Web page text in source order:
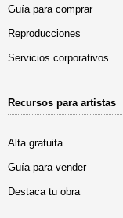
Guía para comprar
Reproducciones
Servicios corporativos
Recursos para artistas
Alta gratuita
Guía para vender
Destaca tu obra